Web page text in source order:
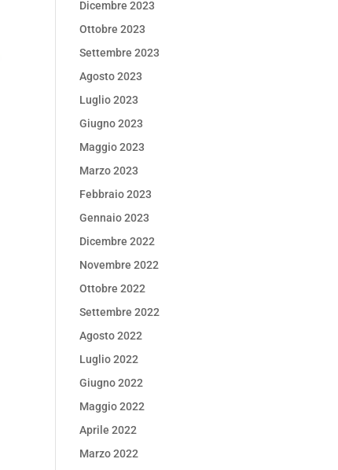
Dicembre 2023
Ottobre 2023
Settembre 2023
Agosto 2023
Luglio 2023
Giugno 2023
Maggio 2023
Marzo 2023
Febbraio 2023
Gennaio 2023
Dicembre 2022
Novembre 2022
Ottobre 2022
Settembre 2022
Agosto 2022
Luglio 2022
Giugno 2022
Maggio 2022
Aprile 2022
Marzo 2022